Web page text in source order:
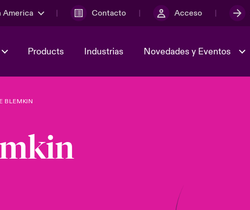
America Contacto Acceso
y el comité de
valores
Products Industrias Novedades y Eventos
ciber
BLEMKIN